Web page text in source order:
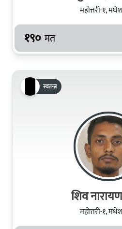
महोत्तरी-१,
१९० मत
स्वतन्त्र
शिव
महोत्तरी-१,